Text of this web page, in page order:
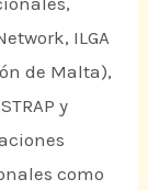
ILGA
de Malta),
y
como